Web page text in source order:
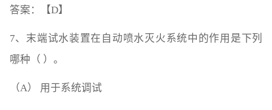
答案：【D】
7、末端试水装置在自动喷水灭火系统中的作用是下列
哪种（ ）。
（A） 用于系统调试